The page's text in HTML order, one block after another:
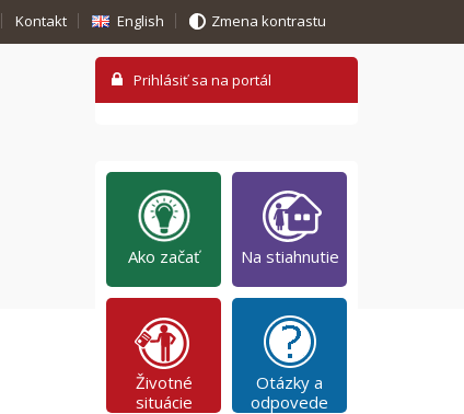
Kontakt English Zmena kontrastu
Ako začať Na stiahnutie
Životné
situácie
Otázky a
odpovede